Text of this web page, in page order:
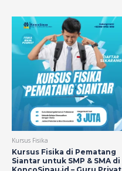
Kursus Fisika
Kursus Fisika di Pematang
Siantar untuk SMP & SMA di